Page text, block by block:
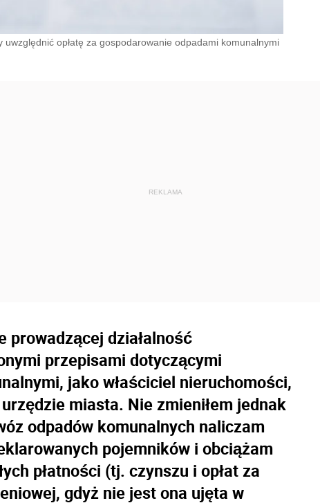
opłatę za gospodarowanie odpadami komunalnymi
prowadzącej działalność
przepisami dotyczącymi
jako właściciel nieruchomości,
miasta. Nie zmieniłem jednak
odpadów komunalnych naliczam
pojem­ników i obciążam
płatności (tj. czynszu i opłat za
gdyż nie jest ona ujęta w